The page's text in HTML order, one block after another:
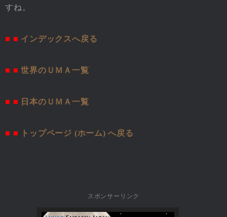
すね。
■ ■ インデックスへ戻る
■ ■ 世界のＵＭＡ一覧
■ ■ 日本のＵＭＡ一覧
■ ■ トップページ (ホーム) へ戻る
スポンサーリンク